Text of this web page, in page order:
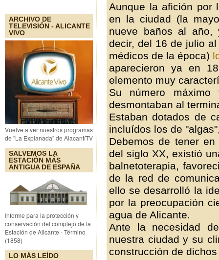
ARCHIVO DE
TELEVISIÓN - ALICANTE
VIVO
Vuelve a ver nuestros programas
de "La Explanada" de AlacantíTV
SALVEMOS LA
ESTACIÓN MÁS
ANTIGUA DE ESPAÑA
Informe para la protección y
conservación del complejo de la
Estación de Alicante - Término
(1858)
LO MÁS LEÍDO
Aunque la afición por
en la ciudad (la
nueve baños al año,
decir, del 16 de julio
médicos de la época)
aparecieron ya en
elemento muy
Su número
desmontaban al
Estaban dotados de
incluídos los de
Debemos de tener
del siglo XX, existió
balnetoterapia,
de la red de
ello se desarrolló la
por la preocupación
agua de Alicante.
Ante la necesidad
nuestra ciudad y su
construcción de